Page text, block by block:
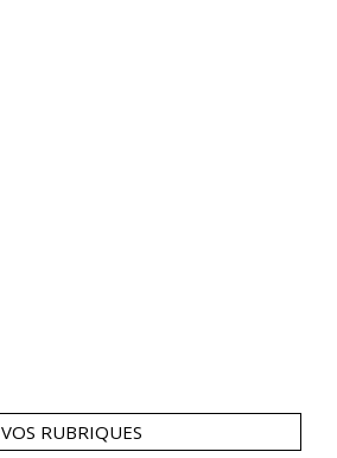
VOS RUBRIQUES